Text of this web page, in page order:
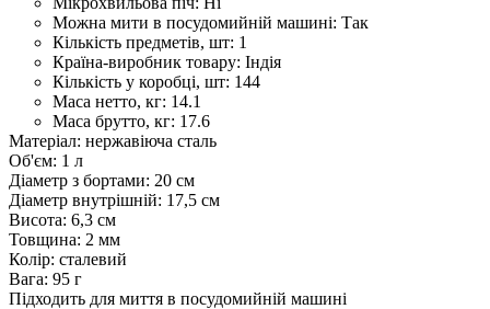
Можна мити в посудомийній машині: Так
Кількість предметів, шт: 1
Країна-виробник товару: Індія
Кількість у коробці, шт: 144
Маса нетто, кг: 14.1
Маса брутто, кг: 17.6
Матеріал: нержавіюча сталь
Об'єм: 1 л
Діаметр з бортами: 20 см
Діаметр внутрішній: 17,5 см
Висота: 6,3 см
Товщина: 2 мм
Колір: сталевий
Вага: 95 г
Підходить для миття в посудомийній машині